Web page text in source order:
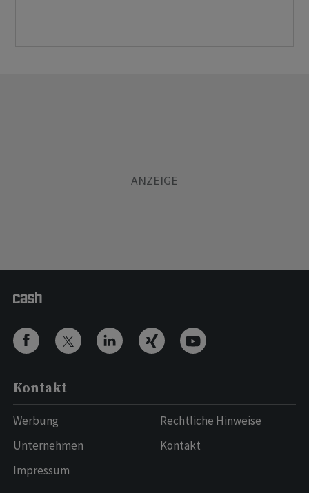
Kontakt
Werbung
Unternehmen
Impressum
Rechtliche Hinweise
Kontakt